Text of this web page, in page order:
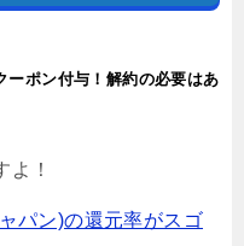
ポン付与！解約の必要はあ
！
パン)の還元率がスゴ